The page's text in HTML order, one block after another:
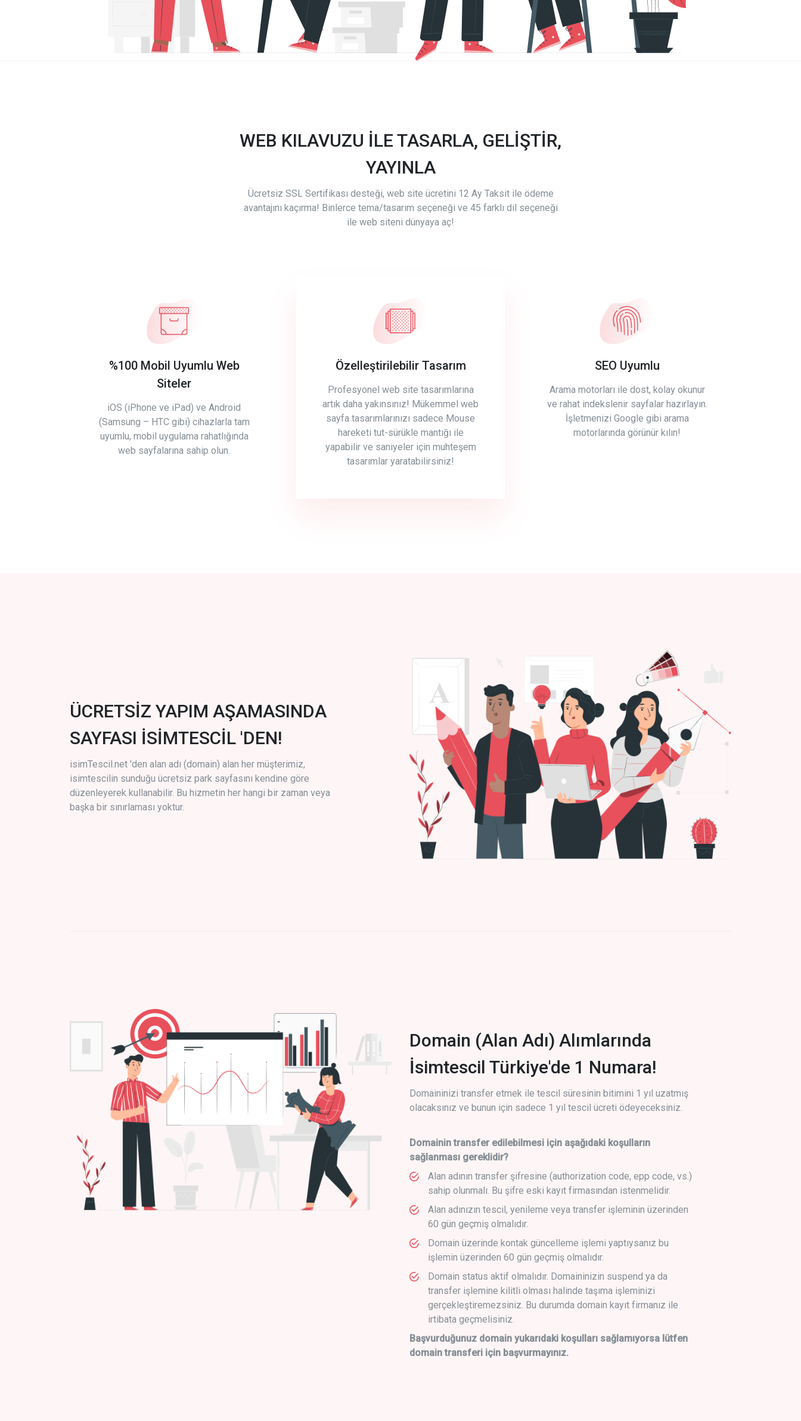
WEB KILAVUZU İLE TASARLA, GELİŞTİR,
YAYINLA
Ücretsiz SSL Sertifikası desteği, web site ücretini 12 Ay Taksit ile ödeme
avantajını kaçırma! Binlerce tema/tasarım seçeneği ve 45 farklı dil seçeneği
ile web siteni dünyaya aç!
%100 Mobil Uyumlu Web
Siteler
iOS (iPhone ve iPad) ve Android
(Samsung – HTC gibi) cihazlarla tam
uyumlu, mobil uygulama rahatlığında
web sayfalarına sahip olun.
Özelleştirilebilir Tasarım
Profesyonel web site tasarımlarına
artık daha yakınsınız! Mükemmel web
sayfa tasarımlarınızı sadece Mouse
hareketi tut-sürükle mantığı ile
yapabilir ve saniyeler için muhteşem
tasarımlar yaratabilirsiniz!
SEO Uyumlu
Arama motorları ile dost, kolay okunur
ve rahat indekslenir sayfalar hazırlayın.
İşletmenizi Google gibi arama
motorlarında görünür kılın!
ÜCRETSİZ YAPIM AŞAMASINDA
SAYFASI İSİMTESCİL 'DEN!
isimTescil.net 'den alan adı (domain) alan her müşterimiz,
isimtescilin sunduğu ücretsiz park sayfasını kendine göre
düzenleyerek kullanabilir. Bu hizmetin her hangi bir zaman veya
başka bir sınırlaması yoktur.
Domain (Alan Adı) Alımlarında
İsimtescil Türkiye'de 1 Numara!
Domaininizi transfer etmek ile tescil süresinin bitimini 1 yıl uzatmış
olacaksınız ve bunun için sadece 1 yıl tescil ücreti ödeyeceksiniz.
Domainin transfer edilebilmesi için aşağıdaki koşulların
sağlanması gereklidir?
Alan adının transfer şifresine (authorization code, epp code, vs.)
sahip olunmalı. Bu şifre eski kayıt firmasından istenmelidir.
Alan adınızın tescil, yenileme veya transfer işleminin üzerinden
60 gün geçmiş olmalıdır.
Domain üzerinde kontak güncelleme işlemi yaptıysanız bu
işlemin üzerinden 60 gün geçmiş olmalıdır.
Domain status aktif olmalıdır. Domaininizin suspend ya da
transfer işlemine kilitli olması halinde taşıma işleminizi
gerçekleştiremezsiniz. Bu durumda domain kayıt firmanız ile
irtibata geçmelisiniz.
Başvurduğunuz domain yukarıdaki koşulları sağlamıyorsa lütfen
domain transferi için başvurmayınız.